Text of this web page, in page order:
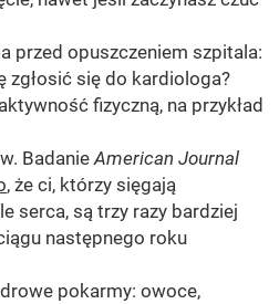
przed opuszczeniem szpitala:
zgłosić się do kardiologa?
fizyczną, na przykład
BadanieAmerican Journal
, że ci, którzy sięgają
serca, są trzy razy bardziej
następnego roku
pokarmy: owoce,